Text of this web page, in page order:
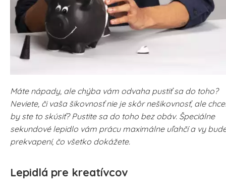
Máte nápady, ale chýba vám odvaha pustiť sa do toho?
Neviete, či vaša šikovnosť nie je skôr nešikovnosť, ale
by ste to skúsiť? Pustite sa do toho bez obáv. Špeciálne
sekundové lepidlo vám prácu maximálne uľahčí a vy
prekvapení, čo všetko dokážete.
Lepidlá pre kreatívcov